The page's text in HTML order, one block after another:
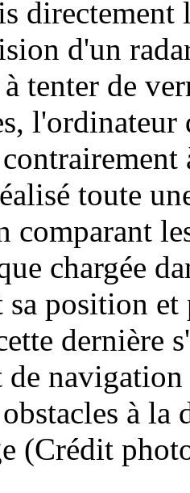
directement
d'un
tenter de
l'ordinateur
toute
comparant
chargée
sa position
dernière
de
à la
(Crédit